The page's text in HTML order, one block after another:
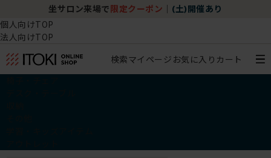
坐サロン来場で 限定クーポン (土)開催あり
個人向けTOP
法人向けTOP
検索マイページ お気に入り カート